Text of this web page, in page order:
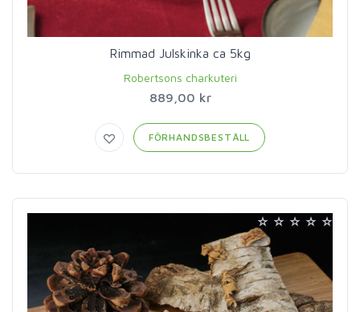
Rimmad Julskinka ca 5kg
Robertsons charkuteri
889,00 kr
FÖRHANDSBESTÄLL